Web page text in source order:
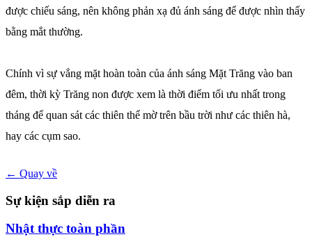
được chiếu sáng, nên không phản xạ đủ ánh sáng để được nhìn thấy
bằng mắt thường.
Chính vì sự vắng mặt hoàn toàn của ánh sáng Mặt Trăng vào ban
đêm, thời kỳ Trăng non được xem là thời điểm tối ưu nhất trong
tháng để quan sát các thiên thể mờ trên bầu trời như các thiên hà,
hay các cụm sao.
← Quay về
Sự kiện sắp diễn ra
Nhật thực toàn phần